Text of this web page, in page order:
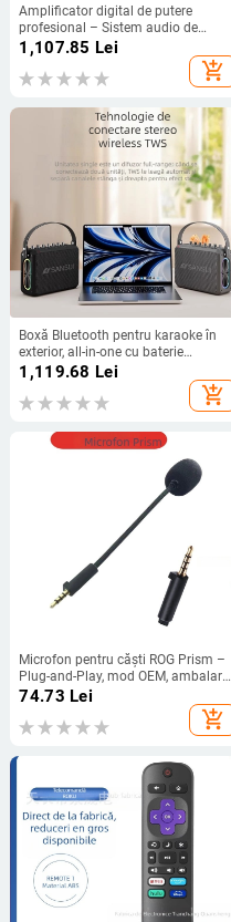
Amplificator digital de putere
profesional – Sistem audio de
scenă cu două canale pentru acasă,
spectacole și conferințe
1,107.85 Lei
add_shopping_cart
Boxă Bluetooth pentru karaoke în
exterior, all-in-one cu baterie
încorporată, 75W, răspuns în
frecvență 100Hz-20kHz, SNR
≥70dB, 4000–6000mAh
1,119.68 Lei
add_shopping_cart
Microfon pentru căști ROG Prism –
Plug-and-Play, mod OEM, ambalare
individuală, suport distribuție
74.73 Lei
add_shopping_cart